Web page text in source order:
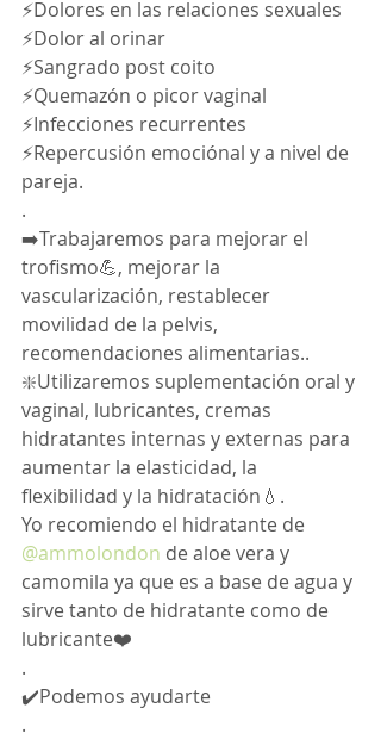
⚡Dolores en las relaciones sexuales
⚡Dolor al orinar
⚡Sangrado post coito
⚡Quemazón o picor vaginal
⚡Infecciones recurrentes
⚡Repercusión emociónal y a nivel de
pareja.
.
➡️Trabajaremos para mejorar el
trofismo💪, mejorar la
vascularización, restablecer
movilidad de la pelvis,
recomendaciones alimentarias..
❇️Utilizaremos suplementación oral y
vaginal, lubricantes, cremas
hidratantes internas y externas para
aumentar la elasticidad, la
flexibilidad y la hidratación💧.
Yo recomiendo el hidratante de
@ammolondon de aloe vera y
camomila ya que es a base de agua y
sirve tanto de hidratante como de
lubricante❤️
.
✔️Podemos ayudarte
.